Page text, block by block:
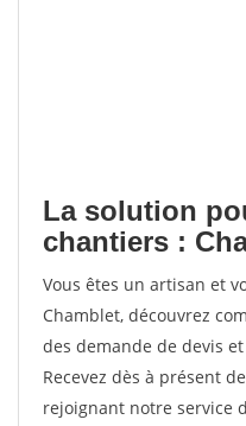
La solution
chantiers :
Vous êtes un artisan et
Chamblet, découvrez
des demande de devis
Recevez dès à présent
rejoignant notre service